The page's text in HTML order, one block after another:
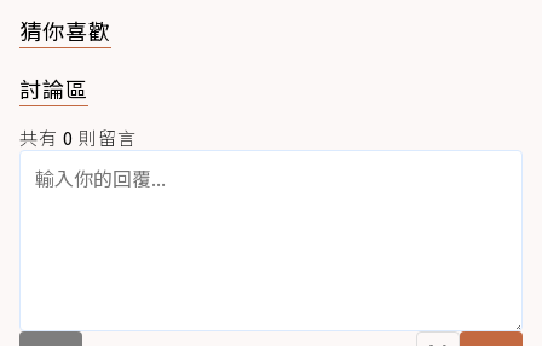
猜你喜歡
討論區
共有 0 則留言